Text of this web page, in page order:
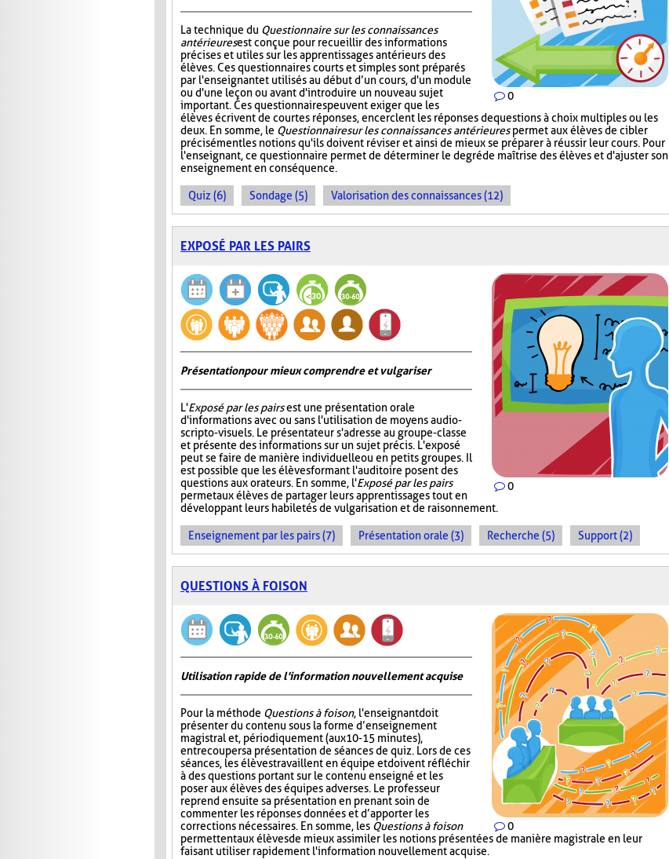
0
La technique du Questionnaire sur les connaissances
antérieuresest conçue pour recueillir des informations
précises et utiles sur les apprentissages antérieurs des
élèves. Ces questionnaires courts et simples sont préparés
par l'enseignant et utilisés au début d’un cours, d'un module
ou d'une leçon ou avant d'introduire un nouveau sujet
important. Ces questionnaires peuvent exiger que les
élèves écrivent de courtes réponses, encerclent les réponses de questions à choix multiples ou les
deux. En somme, le Questionnaire sur les connaissances antérieurespermet aux élèves de cibler
précisément les notions qu'ils doivent réviser et ainsi de mieux se préparer à réussir leur cours. Pour
l'enseignant, ce questionnaire permet de déterminer le degré de maîtrise des élèves et d'ajuster son
enseignement en conséquence.
Quiz (6) Sondage (5) Valorisation des connaissances (12)
EXPOSÉ PAR LES PAIRS
0
Présentation pour mieux comprendre et vulgariser
L'Exposé par les pairsest une présentation orale
d'informations avec ou sans l'utilisation de moyens audio-
scripto-visuels. Le présentateur s'adresse au groupe-classe
et présente des informations sur un sujet précis. L'exposé
peut se faire de manière individuelle ou en petits groupes. Il
est possible que les élèves formant l'auditoire posent des
questions aux orateurs. En somme, l'Exposé par les pairs
permet aux élèves de partager leurs apprentissages tout en
développant leurs habiletés de vulgarisation et de raisonnement.
Enseignement par les pairs (7) Présentation orale (3) Recherche (5) Support (2)
QUESTIONS À FOISON
0
Utilisation rapide de l'information nouvellement acquise
Pour la méthode Questions à foison, l'enseignant doit
présenter du contenu sous la forme d’enseignement
magistral et, périodiquement (aux 10-15 minutes),
entrecouper sa présentation de séances de quiz. Lors de ces
séances, les élèves travaillent en équipe et doivent réfléchir
à des questions portant sur le contenu enseigné et les
poser aux élèves des équipes adverses. Le professeur
reprend ensuite sa présentation en prenant soin de
commenter les réponses données et d’apporter les
corrections nécessaires. En somme, les Questions à foison
permettent aux élèves de mieux assimiler les notions présentées de manière magistrale en leur
faisant utiliser rapidement l'information nouvellement acquise.